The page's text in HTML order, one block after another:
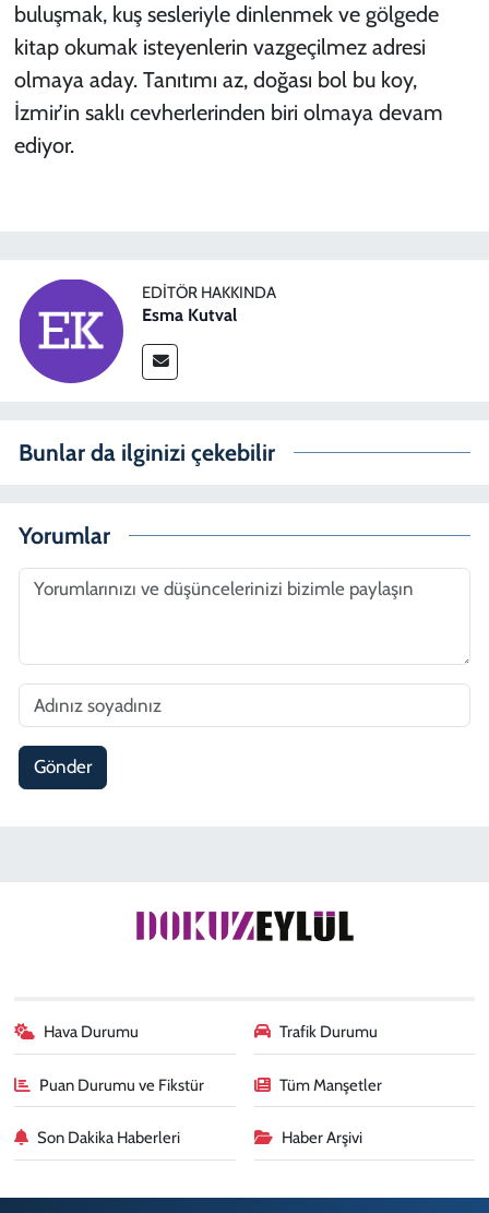
buluşmak, kuş sesleriyle dinlenmek ve gölgede
kitap okumak isteyenlerin vazgeçilmez adresi
olmaya aday. Tanıtımı az, doğası bol bu koy,
İzmir’in saklı cevherlerinden biri olmaya devam
ediyor.
EDITÖR HAKKINDA
Esma Kutval
Bunlar da ilginizi çekebilir
Yorumlar
Gönder
Hava Durumu Trafik Durumu
Puan Durumu ve Fikstür Tüm Manşetler
Son Dakika Haberleri Haber Arşivi